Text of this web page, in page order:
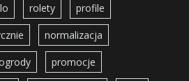
rolety profile
normalizacja
promocje